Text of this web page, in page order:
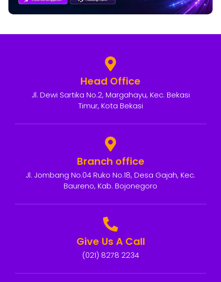
Head Office
Jl. Dewi Sartika No.2, Margahayu, Kec. Bekasi
Timur, Kota Bekasi
Branch office
Jl. Jombang No.04 Ruko No.18, Desa Gajah, Kec.
Baureno, Kab. Bojonegoro
Give Us A Call
(021) 8278 2234